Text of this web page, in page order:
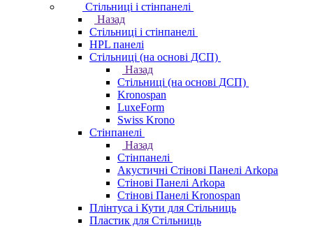
Стільниці і стінпанелі
Назад
Стільниці і стінпанелі
HPL панелі
Стільниці (на основі ДСП)
Назад
Стільниці (на основі ДСП)
Kronospan
LuxeForm
Swiss Krono
Стінпанелі
Назад
Стінпанелі
Акустичні Стінові Панелі Аrkopa
Стінові Панелі Arkopa
Стінові Панелі Kronospan
Плінтуса і Кути для Стільниць
Пластик для Стільниць